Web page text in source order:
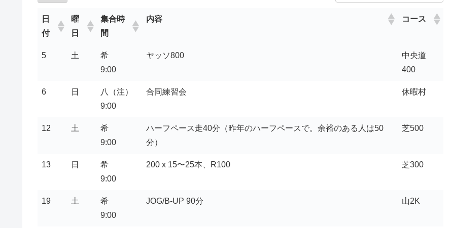
日
付
曜
日
集合時
間
内容 コース
5 土
希
9:00
ヤッソ800
中央道
400
6 日
八（注）
9:00
合同練習会 休暇村
12 土
希
9:00
ハーフペース走40分（昨年のハーフペースで。余裕のある人は50
分）
芝500
13 日
希
9:00
200 x 15〜25本、R100 芝300
19 土
希
9:00
JOG/B-UP 90分 山2K